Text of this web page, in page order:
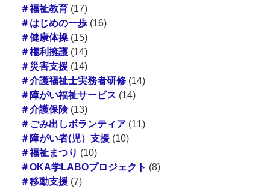
＃福祉教育(17)
＃はじめの一歩(16)
＃健康体操(15)
＃権利擁護(14)
＃災害支援(14)
＃介護福祉士実務者研修(14)
＃障がい福祉サービス (14)
＃介護保険(13)
＃ごみ出しボランティア(11)
＃障がい者(児）支援(10)
＃福祉まつり (10)
＃OKA学LABOプロジェクト (8)
＃移動支援(7)